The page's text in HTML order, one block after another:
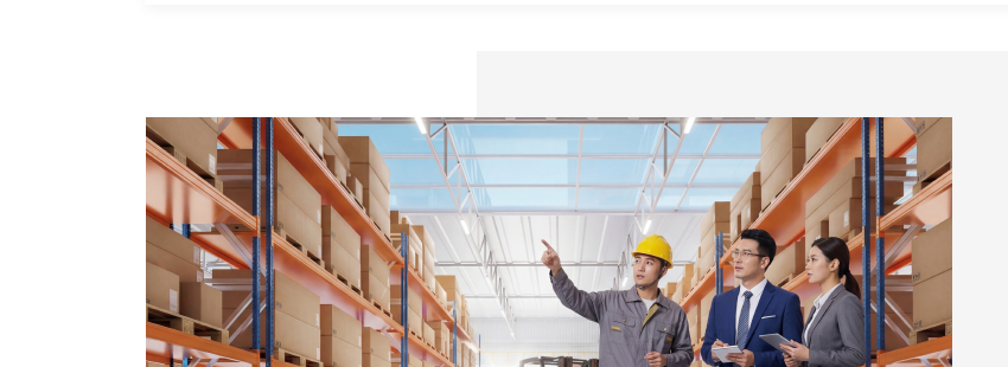
关于调整部分期限存款挂牌利率的公告
2026-06-30
关于提前还款手续费的补充说明公告
2026-07-10